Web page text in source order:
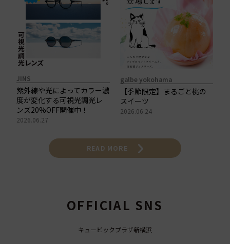
JINS
紫外線や光によってカラー濃
度が変化する可視光調光レ
ンズ20%OFF開催中！
2026.06.27
galbe yokohama
【季節限定】まるごと桃の
スイーツ
2026.06.24
READ MORE
OFFICIAL SNS
キュービックプラザ新横浜